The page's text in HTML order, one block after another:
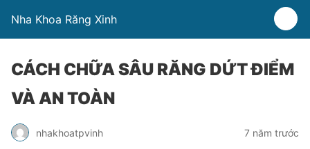
Nha Khoa Răng Xinh
CÁCH CHỮA SÂU RĂNG DỨT ĐIỂM
VÀ AN TOÀN
nhakhoatpvinh 7 năm trước